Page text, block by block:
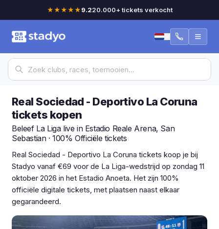
★★★★★9.220.000+ tickets verkocht
Real Sociedad - Deportivo La Coruna
tickets kopen
Beleef La Liga live in Estadio Reale Arena, San
Sebastian · 100% Officiële tickets
Real Sociedad - Deportivo La Coruna tickets koop je bij
Stadyo vanaf €69 voor de La Liga-wedstrijd op zondag 11
oktober 2026 in het Estadio Anoeta. Het zijn 100%
officiële digitale tickets, met plaatsen naast elkaar
gegarandeerd.